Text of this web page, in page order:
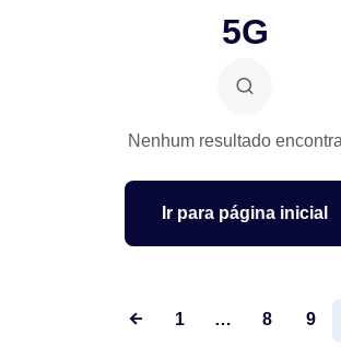
5G
Nenhum resultado
Ir para página inicial
1 … 8 9